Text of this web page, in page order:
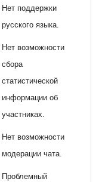
Нет поддержки
русского языка.
Нет возможности
сбора
статистической
информации об
участниках.
Нет возможности
модерации чата.
Проблемный